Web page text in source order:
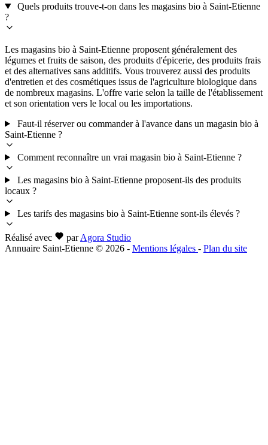
Quels produits trouve-t-on dans les magasins bio à Saint-Etienne
?
Les magasins bio à Saint-Etienne proposent généralement des
légumes et fruits de saison, des produits d'épicerie, des produits frais
et des alternatives sans additifs. Vous trouverez aussi des produits
d'entretien et des cosmétiques issus de l'agriculture biologique dans
de nombreux magasins. L'offre varie selon la taille de l'établissement
et son orientation vers le local ou les importations.
Faut-il réserver ou commander à l'avance dans un magasin bio à
Saint-Etienne ?
Comment reconnaître un vrai magasin bio à Saint-Etienne ?
Les magasins bio à Saint-Etienne proposent-ils des produits
locaux ?
Les tarifs des magasins bio à Saint-Etienne sont-ils élevés ?
Réalisé avec par Agora Studio
Annuaire Saint-Etienne © 2026 - Mentions légales - Plan du site